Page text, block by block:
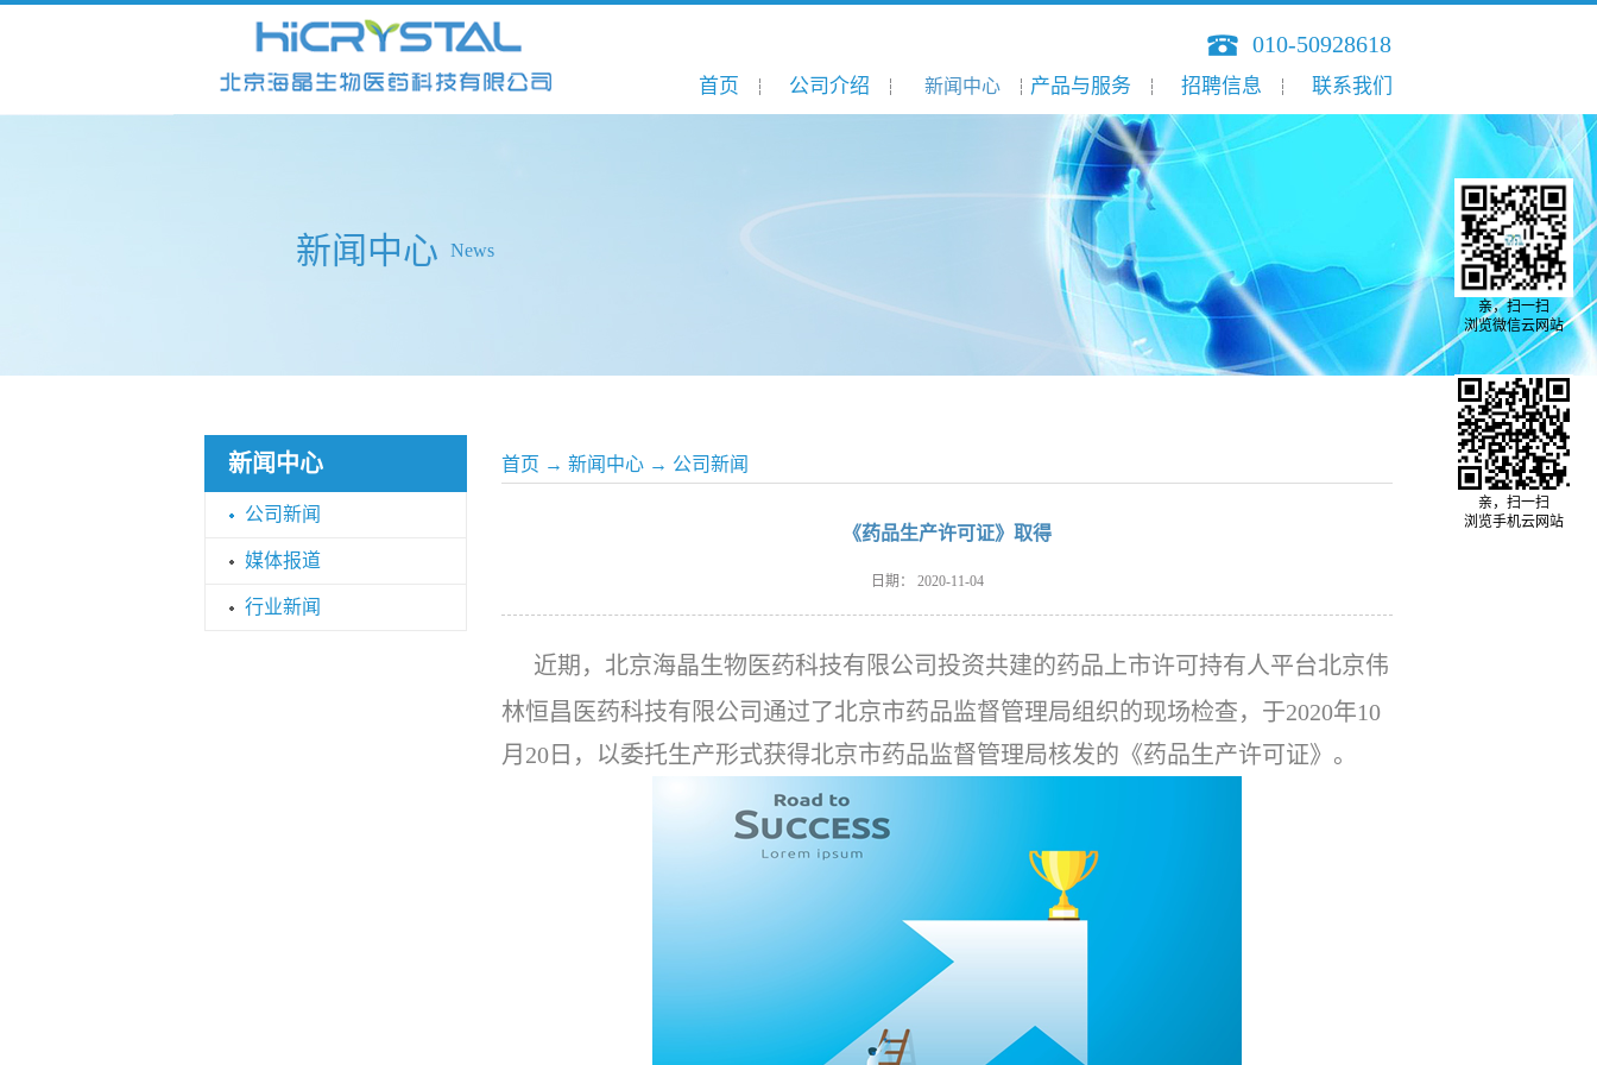
010-50928618
首页 公司介绍 新闻中心 产品与服务 招聘信息 联系我们
新闻中心 News
新闻中心
公司新闻
媒体报道
行业新闻
首页 → 新闻中心 → 公司新闻
《药品生产许可证》取得
日期： 2020-11-04
近期，北京海晶生物医药科技有限公司投资共建的药品上市许可持有人平台北京伟
林恒昌医药科技有限公司通过了北京市药品监督管理局组织的现场检查，于2020年10
月20日，以委托生产形式获得北京市药品监督管理局核发的《药品生产许可证》。
亲，扫一扫
浏览手机云网站
亲，扫一扫
浏览微信云网站